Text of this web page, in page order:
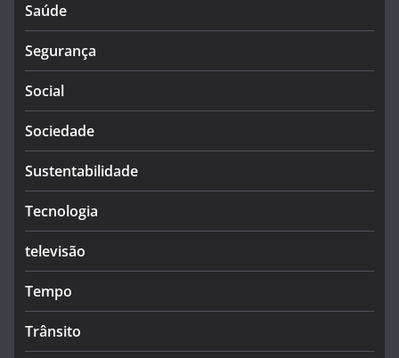
Saúde
Segurança
Social
Sociedade
Sustentabilidade
Tecnologia
televisão
Tempo
Trânsito